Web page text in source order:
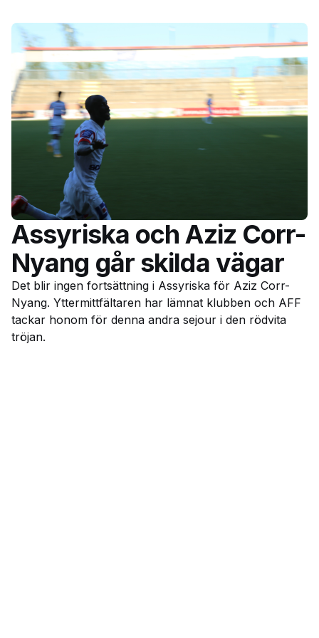
Assyriska och Aziz Corr-
Nyang går skilda vägar
Det blir ingen fortsättning i Assyriska för Aziz Corr-
Nyang. Yttermittfältaren har lämnat klubben och AFF
tackar honom för denna andra sejour i den rödvita
tröjan.